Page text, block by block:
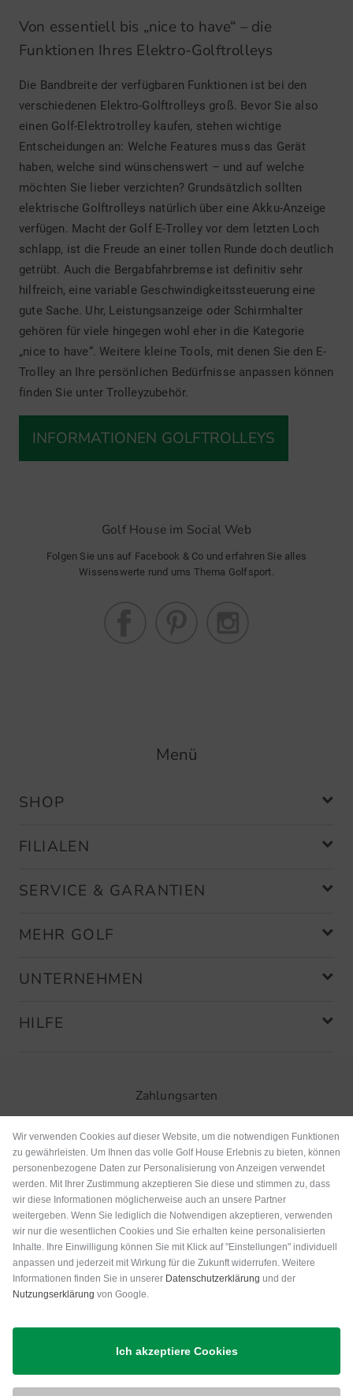
Von essentiell bis „nice to have“ – die
Funktionen Ihres Elektro-Golftrolleys
Die Bandbreite der verfügbaren Funktionen ist bei den
verschiedenen Elektro-Golftrolleys groß. Bevor Sie also
einen Golf-Elektrotrolley kaufen, stehen wichtige
Entscheidungen an: Welche Features muss das Gerät
haben, welche sind wünschenswert – und auf welche
möchten Sie lieber verzichten? Grundsätzlich sollten
elektrische Golftrolleys natürlich über eine Akku-Anzeige
verfügen. Macht der Golf E-Trolley vor dem letzten Loch
schlapp, ist die Freude an einer tollen Runde doch deutlich
getrübt. Auch die Bergabfahrbremse ist definitiv sehr
hilfreich, eine variable Geschwindigkeitssteuerung eine
gute Sache. Uhr, Leistungsanzeige oder Schirmhalter
gehören für viele hingegen wohl eher in die Kategorie
„nice to have“. Weitere kleine Tools, mit denen Sie den E-
Trolley an Ihre persönlichen Bedürfnisse anpassen können
finden Sie unter Trolleyzubehör.
INFORMATIONEN GOLFTROLLEYS
Golf House im Social Web
Folgen Sie uns auf Facebook & Co und erfahren Sie alles
Wissenswerte rund ums Thema Golfsport.
Menü
SHOP
FILIALEN
SERVICE & GARANTIEN
MEHR GOLF
UNTERNEHMEN
HILFE
Zahlungsarten
Versand
Wir verwenden Cookies auf dieser Website, um die notwendigen Funktionen
zu gewährleisten. Um Ihnen das volle Golf House Erlebnis zu bieten, können
personenbezogene Daten zur Personalisierung von Anzeigen verwendet
werden. Mit Ihrer Zustimmung akzeptieren Sie diese und stimmen zu, dass
wir diese Informationen möglicherweise auch an unsere Partner
weitergeben. Wenn Sie lediglich die Notwendigen akzeptieren, verwenden
wir nur die wesentlichen Cookies und Sie erhalten keine personalisierten
Inhalte. Ihre Einwilligung können Sie mit Klick auf "Einstellungen" individuell
anpassen und jederzeit mit Wirkung für die Zukunft widerrufen. Weitere
Informationen finden Sie in unserer Datenschutzerklärung und der
Nutzungserklärung von Google.
Ich akzeptiere Cookies